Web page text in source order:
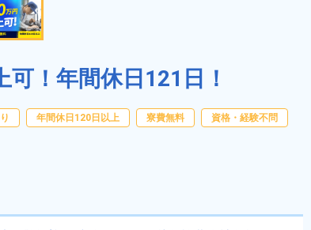
！年間休日121日！
年間休日120日以上 寮費無料 資格・経験不問